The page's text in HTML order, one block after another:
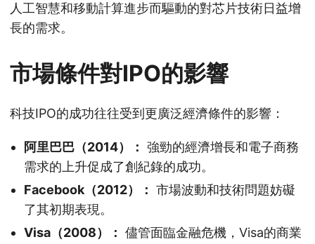
人工智慧和移動計算進步而驅動的對芯片技術日益增
長的需求。
市場條件對IPO的影響
科技IPO的成功往往受到更廣泛經濟條件的影響：
阿里巴巴（2014）： 強勁的經濟增長和電子商務
需求的上升促成了創紀錄的成功。
Facebook（2012）： 市場波動和技術問題妨礙
了其初期表現。
Visa（2008）： 儘管面臨金融危機，Visa的商業